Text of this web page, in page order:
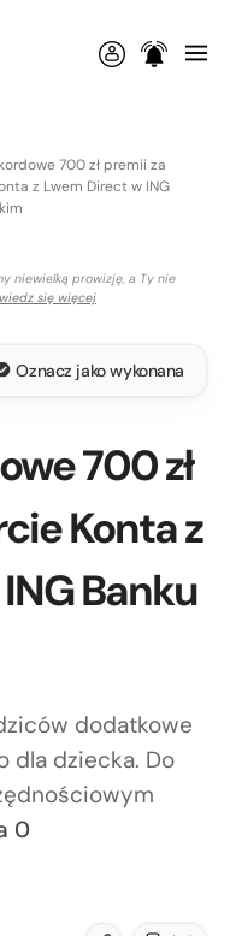
700 zł premii za
z Lwem Direct w ING
niewielką prowizję, a Ty nie
się więcej
Oznacz jako wykonana
700 zł
Konta z
Banku
dodatkowe
dla dziecka. Do
0